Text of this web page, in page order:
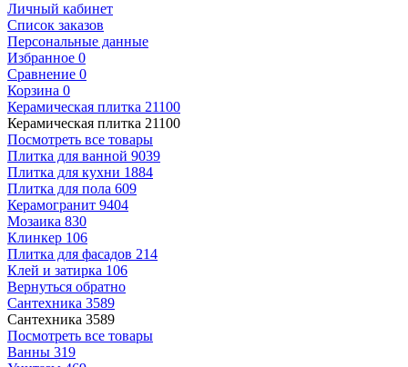
Личный кабинет
Список заказов
Персональные данные
Избранное 0
Сравнение 0
Корзина 0
Керамическая плитка 21100
Керамическая плитка 21100
Посмотреть все товары
Плитка для ванной 9039
Плитка для кухни 1884
Плитка для пола 609
Керамогранит 9404
Мозаика 830
Клинкер 106
Плитка для фасадов 214
Клей и затирка 106
Вернуться обратно
Сантехника 3589
Сантехника 3589
Посмотреть все товары
Ванны 319